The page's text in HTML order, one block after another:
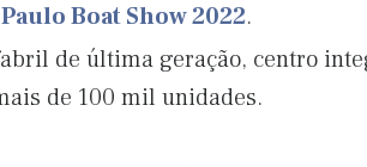
Boat Show 2022.
de última geração, centro
de 100 mil unidades.